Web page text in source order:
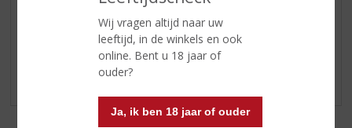
Wij vragen altijd naar uw
leeftijd, in de winkels en ook
online. Bent u 18 jaar of
ouder?
Ja, ik ben 18 jaar of ouder
Reviews
Schrijf een review
Er zijn nog geen reviews geplaatst voor dit product